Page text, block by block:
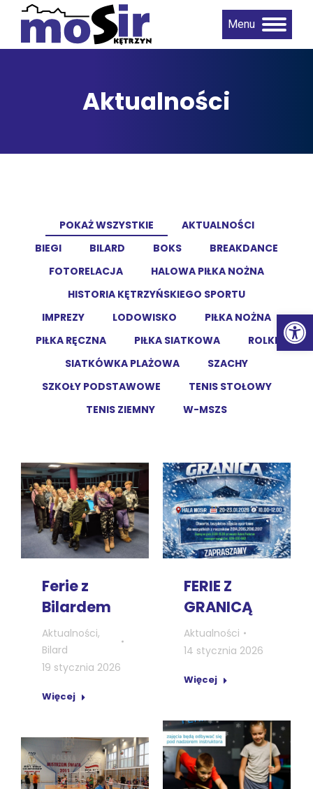
Menu
Aktualności
POKAŻ WSZYSTKIE
AKTUALNOŚCI
BIEGI
BILARD BOKS
BREAKDANCE
FOTORELACJA
HALOWA PIŁKA NOŻNA
HISTORIA KĘTRZYŃSKIEGO SPORTU
IMPREZY
LODOWISKO
PIŁKA NOŻNA
PIŁKA RĘCZNA
PIŁKA SIATKOWA
ROLKI
SIATKÓWKA PLAŻOWA
SZACHY
SZKOŁY PODSTAWOWE
TENIS STOŁOWY
TENIS ZIEMNY
W-MSZS
Ferie z
Bilardem
Aktualności,
Bilard
19 stycznia 2026
Więcej
FERIE Z
GRANICĄ
Aktualności
14 stycznia 2026
Więcej